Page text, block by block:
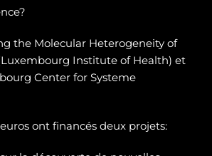
the Molecular Heterogeneity of
Institute of Health) et
Center for Systeme
ont financés deux projets: